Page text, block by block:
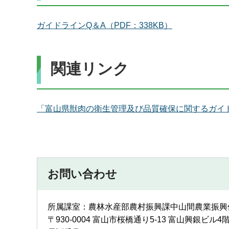
ガイドラインQ＆A（PDF：338KB）
関連リンク
「富山県獣肉の衛生管理及び品質確保に関するガイ
お問い合わせ
所属課室：農林水産部農村振興課中山間農業振興
〒930-0004 富山市桜橋通り5-13 富山興銀ビル4